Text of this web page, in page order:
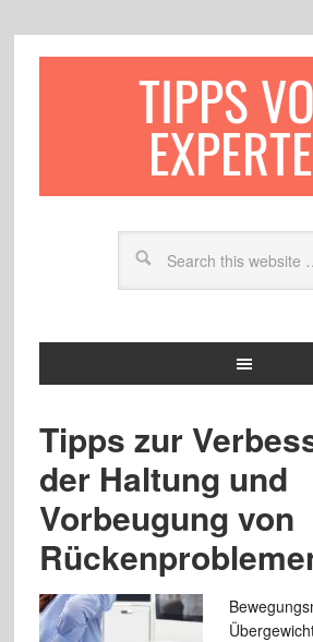
TIPPS
Tipps zur
der Haltung und
Vorbeugung von